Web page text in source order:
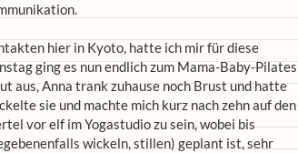
hier in Kyoto, hatte ich mir für diese
ging es nun endlich zum Mama-Baby-Pilates
aus, Anna trank zuhause noch Brust und hatte
sie und machte mich kurz nach zehn auf den
vor elf im Yogastudio zu sein, wobei bis
wickeln, stillen) geplant ist, sehr